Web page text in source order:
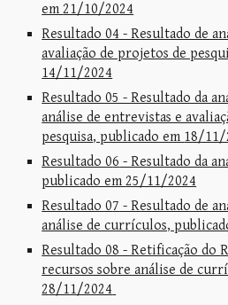
em21/10/2024
Resultado 04 - Resultado de
avaliação de projetos de
14/11/2024
Resultado 05 - Resultado da
análise de entrevistas e
pesquisa, publicado em 18/11/
Resultado 06 - Resultado da
publicado em25/11/2024
Resultado 07 - Resultado de
análise de currículos,
Resultado 08 - Retificação do
recursos sobre análise de
28/11/2024